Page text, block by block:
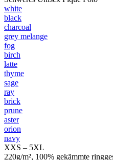
white
black
charcoal
grey melange
fog
birch
latte
thyme
sage
ray
brick
prune
aster
orion
navy
XXS – 5XL
220g/m², 100% gekämmte